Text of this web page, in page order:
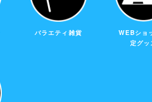
バラエティ雑貨
WEBショ
定グッ